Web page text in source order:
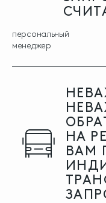
персональный
менеджер
НА
ВАМ